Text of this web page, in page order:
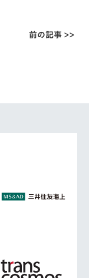
前の記事 >>